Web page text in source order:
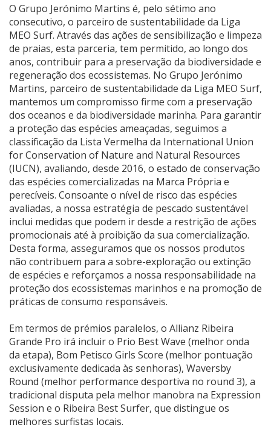
O Grupo Jerónimo Martins é, pelo sétimo ano
consecutivo, o parceiro de sustentabilidade da Liga
MEO Surf. Através das ações de sensibilização e limpeza
de praias, esta parceria, tem permitido, ao longo dos
anos, contribuir para a preservação da biodiversidade e
regeneração dos ecossistemas. No Grupo Jerónimo
Martins, parceiro de sustentabilidade da Liga MEO Surf,
mantemos um compromisso firme com a preservação
dos oceanos e da biodiversidade marinha. Para garantir
a proteção das espécies ameaçadas, seguimos a
classificação da Lista Vermelha da International Union
for Conservation of Nature and Natural Resources
(IUCN), avaliando, desde 2016, o estado de conservação
das espécies comercializadas na Marca Própria e
perecíveis. Consoante o nível de risco das espécies
avaliadas, a nossa estratégia de pescado sustentável
inclui medidas que podem ir desde a restrição de ações
promocionais até à proibição da sua comercialização.
Desta forma, asseguramos que os nossos produtos
não contribuem para a sobre-exploração ou extinção
de espécies e reforçamos a nossa responsabilidade na
proteção dos ecossistemas marinhos e na promoção de
práticas de consumo responsáveis.
Em termos de prémios paralelos, o Allianz Ribeira
Grande Pro irá incluir o Prio Best Wave (melhor onda
da etapa), Bom Petisco Girls Score (melhor pontuação
exclusivamente dedicada às senhoras), Waversby
Round (melhor performance desportiva no round 3), a
tradicional disputa pela melhor manobra na Expression
Session e o Ribeira Best Surfer, que distingue os
melhores surfistas locais.